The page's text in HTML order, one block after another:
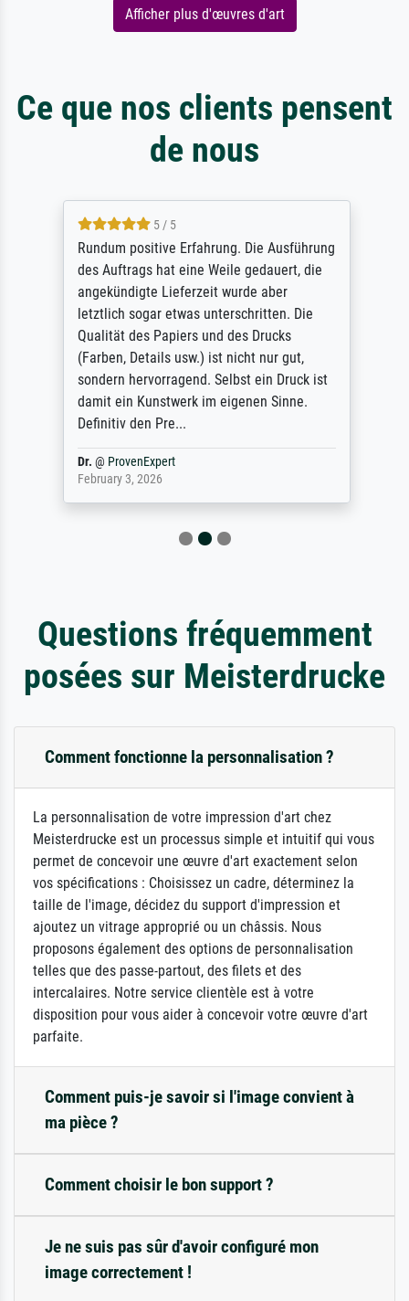
Afficher plus d'œuvres d'art
Ce que nos clients pensent
de nous
5 / 5
Rundum positive Erfahrung. Die Ausführung
des Auftrags hat eine Weile gedauert, die
angekündigte Lieferzeit wurde aber
letztlich sogar etwas unterschritten. Die
Qualität des Papiers und des Drucks
(Farben, Details usw.) ist nicht nur gut,
sondern hervorragend. Selbst ein Druck ist
damit ein Kunstwerk im eigenen Sinne.
Definitiv den Pre...
Dr.@ ProvenExpert
February 3, 2026
Questions fréquemment
posées sur Meisterdrucke
Comment fonctionne la personnalisation ?
La personnalisation de votre impression d'art chez
Meisterdrucke est un processus simple et intuitif qui vous
permet de concevoir une œuvre d'art exactement selon
vos spécifications : Choisissez un cadre, déterminez la
taille de l'image, décidez du support d'impression et
ajoutez un vitrage approprié ou un châssis. Nous
proposons également des options de personnalisation
telles que des passe-partout, des filets et des
intercalaires. Notre service clientèle est à votre
disposition pour vous aider à concevoir votre œuvre d'art
parfaite.
Comment puis-je savoir si l'image convient à
ma pièce ?
Comment choisir le bon support ?
Je ne suis pas sûr d'avoir configuré mon
image correctement !